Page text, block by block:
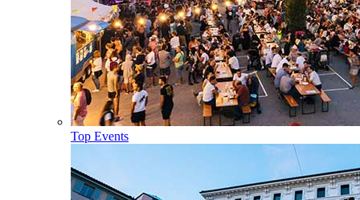
Top Events